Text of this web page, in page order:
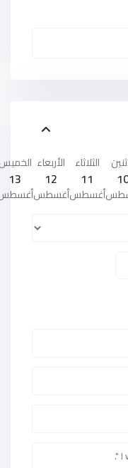
الثلاثاء
11
أغسطس
الأربعاء
12
أغسطس
13